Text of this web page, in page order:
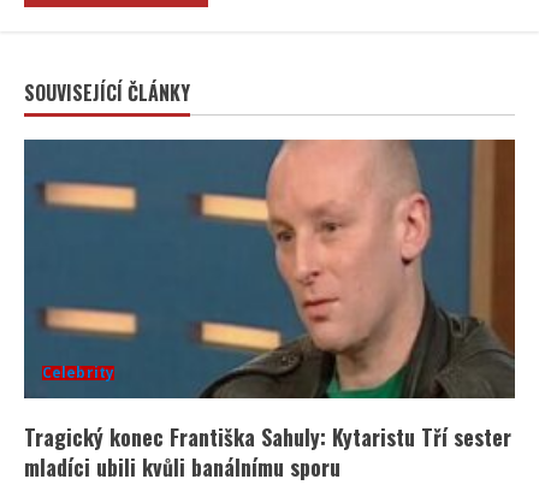
SOUVISEJÍCÍ ČLÁNKY
Celebrity
Tragický konec Františka Sahuly: Kytaristu Tří sester
mladíci ubili kvůli banálnímu sporu